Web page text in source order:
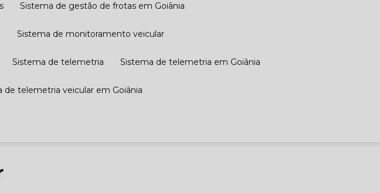
Sistema de gestão de frotas​ em Goiânia
Sistema de monitoramento veicular
Sistema de telemetria Sistema de telemetria em Goiânia
de telemetria veicular em Goiânia